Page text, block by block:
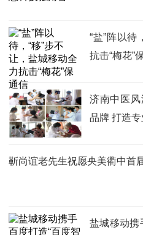
“盐”阵以待
抗击“梅花”
济南中医
品牌 打造
靳尚谊老先生祝愿央美衢中首
盐城移动携